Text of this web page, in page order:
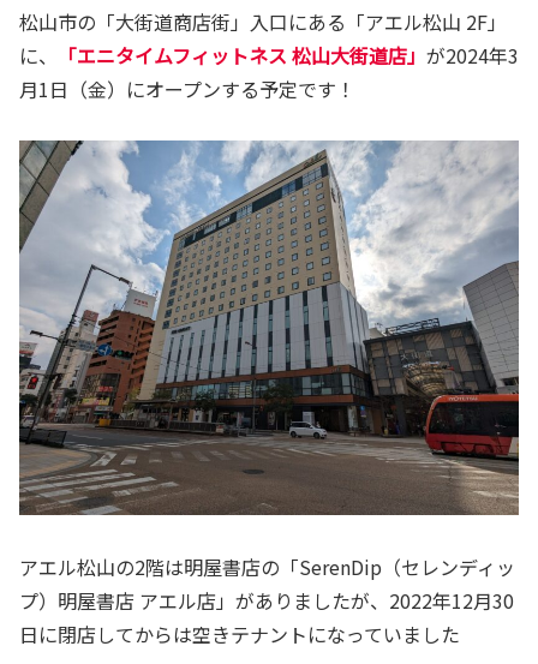
松山市の「大街道商店街」入口にある「アエル松山 2F」
に、
「エニタイムフィットネス 松山大街道店」 が2024年3
月1日（金）にオープンする予定です！
アエル松山の2階は明屋書店の「SerenDip（セレンディッ
プ）明屋書店 アエル店」がありましたが、2022年12月30
日に閉店してからは空きテナントになっていました